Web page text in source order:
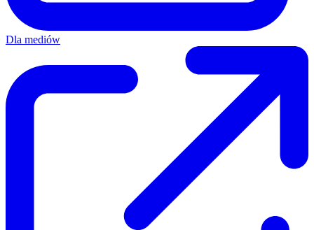
Dla mediów